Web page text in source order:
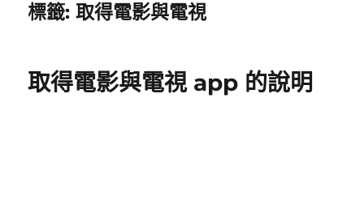
標籤:取得電影與電視
取得電影與電視 app 的說明